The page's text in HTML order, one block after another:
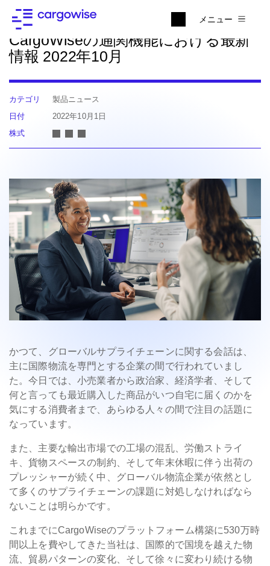
メニュー
ニュースに戻る
CargoWiseの通関機能における最新
情報 2022年10月
カテゴリ
製品ニュース
日付
2022年10月1日
株式
かつて、グローバルサプライチェーンに関する会話は、
主に国際物流を専門とする企業の間で行われていまし
た。今日では、小売業者から政治家、経済学者、そして
何と言っても最近購入した商品がいつ自宅に届くのかを
気にする消費者まで、あらゆる人々の間で注目の話題に
なっています。
また、主要な輸出市場での工場の混乱、労働ストライ
キ、貨物スペースの制約、そして年末休暇に伴う出荷の
プレッシャーが続く中、グローバル物流企業が依然とし
て多くのサプライチェーンの課題に対処しなければなら
ないことは明らかです。
これまでにCargoWiseのプラットフォーム構築に530万時
間以上を費やしてきた当社は、国際的で国境を越えた物
流、貿易パターンの変化、そして徐々に変わり続ける物